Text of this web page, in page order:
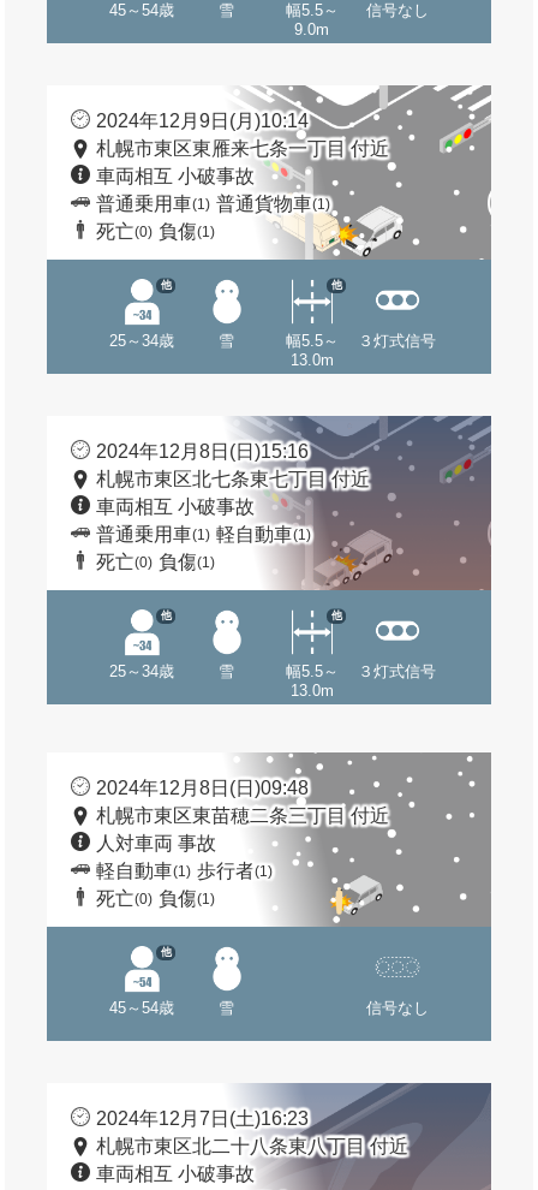
45～54歳 雪
幅5.5～
9.0m
信号なし
2024年12月9日(月)10:14
札幌市東区東雁来七条一丁目 付近
車両相互 小破事故
普通乗用車(1) 普通貨物車(1)
死亡(0) 負傷(1)
25～34歳
他
雪
幅5.5～
13.0m
他
３灯式信号
2024年12月8日(日)15:16
札幌市東区北七条東七丁目 付近
車両相互 小破事故
普通乗用車(1) 軽自動車(1)
死亡(0) 負傷(1)
25～34歳
他
雪
幅5.5～
13.0m
他
３灯式信号
2024年12月8日(日)09:48
札幌市東区東苗穂二条三丁目 付近
人対車両 事故
軽自動車(1) 歩行者(1)
死亡(0) 負傷(1)
45～54歳
他
雪 信号なし
2024年12月7日(土)16:23
札幌市東区北二十八条東八丁目 付近
車両相互 小破事故